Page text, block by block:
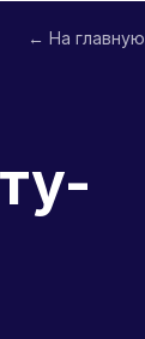
← На главную